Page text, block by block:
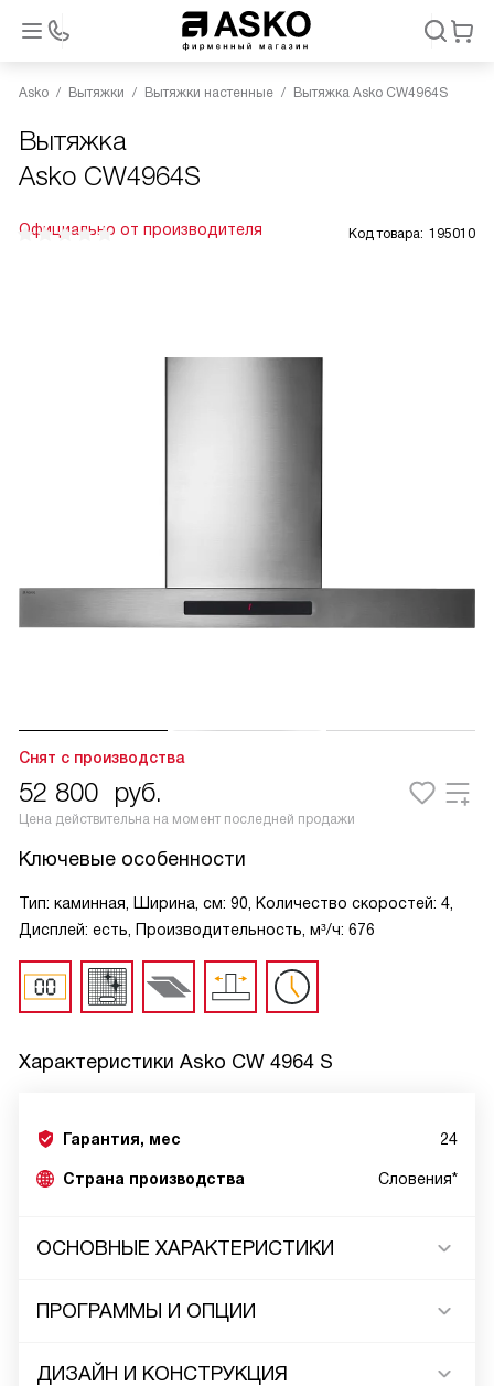
Asko Вытяжки Вытяжки настенные Вытяжка Asko CW4964S
Вытяжка
Asko CW4964S
Официально от производителя Код товара: 195010
Снят с производства
52 800 руб.
Цена действительна на момент последней продажи
Ключевые особенности
Тип: каминная, Ширина, см: 90, Количество скоростей: 4,
Дисплей: есть, Производительность, м³/ч: 676
Характеристики Asko CW 4964 S
Гарантия, мес 24
Страна производства Словения*
ОСНОВНЫЕ ХАРАКТЕРИСТИКИ
ПРОГРАММЫ И ОПЦИИ
ДИЗАЙН И КОНСТРУКЦИЯ